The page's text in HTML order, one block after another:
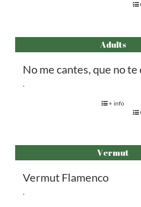
Adults
No me cantes, que no
.
+ info
Vermut
Vermut Flamenco
.